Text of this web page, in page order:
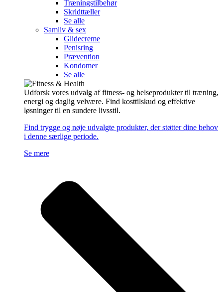
Træningstilbehør
Skridttæller
Se alle
Samliv & sex
Glidecreme
Penisring
Prævention
Kondomer
Se alle
Udforsk vores udvalg af fitness- og helseprodukter til træning,
energi og daglig velvære. Find kosttilskud og effektive
løsninger til en sundere livsstil.
Find trygge og nøje udvalgte produkter, der støtter dine behov
i denne særlige periode.
Se mere